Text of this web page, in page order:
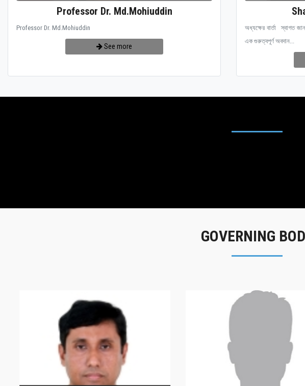
Professor Dr. Md.Mohiuddin
Professor Dr. Md.Mohiuddin
See more
অধ্যক্ষের বার্তা স্বাগত
এক গুরুত্বপূর্ণ অবদান...
GOVERNING
Kazi Mohammad
Mahbubur Rahma্‌n ,
professor, Department
of political science
Profesor Begum
Founder Organization representative